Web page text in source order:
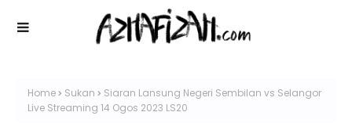
Home Sukan
Siaran Lansung Negeri Sembilan vs Selangor
Live Streaming 14 Ogos 2023 LS20